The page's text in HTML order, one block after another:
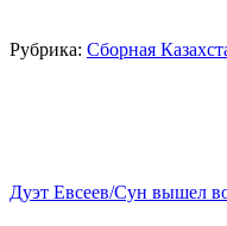
Рубрика: Сборная
Дуэт Евсеев/Сун вышел